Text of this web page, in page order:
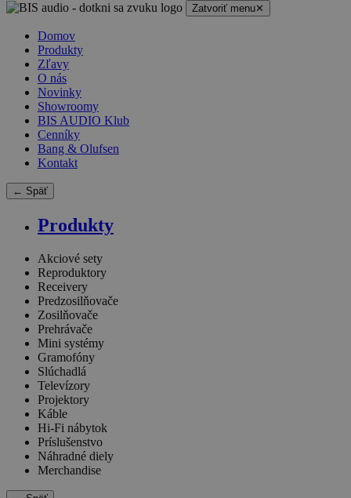
Zatvoriť menu✕
Domov
Produkty
Zľavy
O nás
Novinky
Showroomy
BIS AUDIO Klub
Cenníky
Bang & Olufsen
Kontakt
← Späť
Produkty
Akciové sety
Reproduktory
Receivery
Predzosilňovače
Zosilňovače
Prehrávače
Mini systémy
Gramofóny
Slúchadlá
Televízory
Projektory
Káble
Hi-Fi nábytok
Príslušenstvo
Náhradné diely
Merchandise